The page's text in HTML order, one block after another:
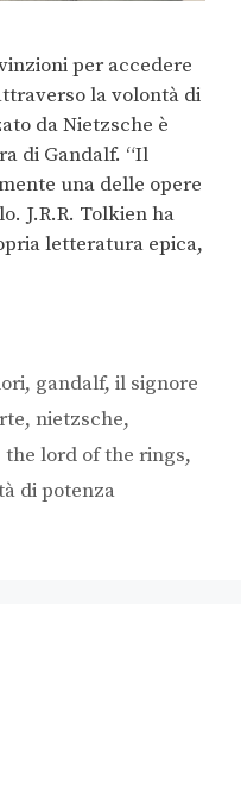
per accedere
la volontà di
da Nietzsche è
di Gandalf. “Il
una delle opere
J.R.R. Tolkien ha
letteratura epica,
, gandalf,il signore
, nietzsche,
the lord of the rings,
di potenza